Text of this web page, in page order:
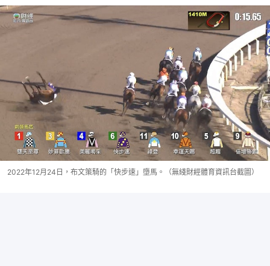
2022年12月24日，布文策騎的「快步速」墮馬。（無綫財經體育資訊台截圖）